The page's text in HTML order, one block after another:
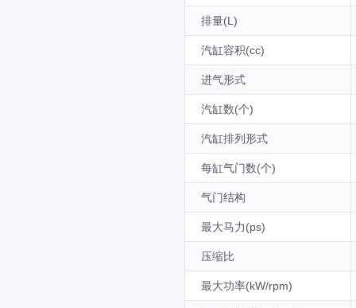
排量(L)
汽缸容积(cc)
进气形式
汽缸数(个)
汽缸排列形式
每缸气门数(个)
气门结构
最大马力(ps)
压缩比
最大功率(kW/rpm)